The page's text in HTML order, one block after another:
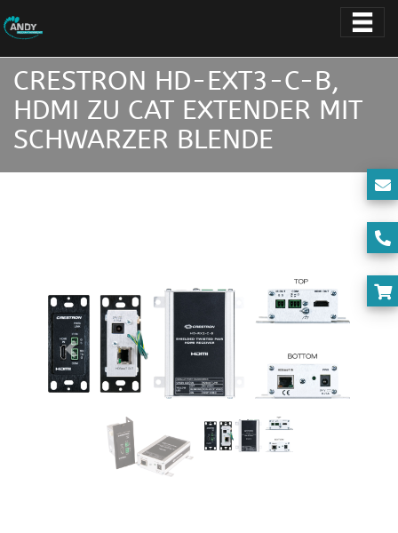
CRESTRON HD-EXT3-C-B,
HDMI ZU CAT EXTENDER MIT
SCHWARZER BLENDE